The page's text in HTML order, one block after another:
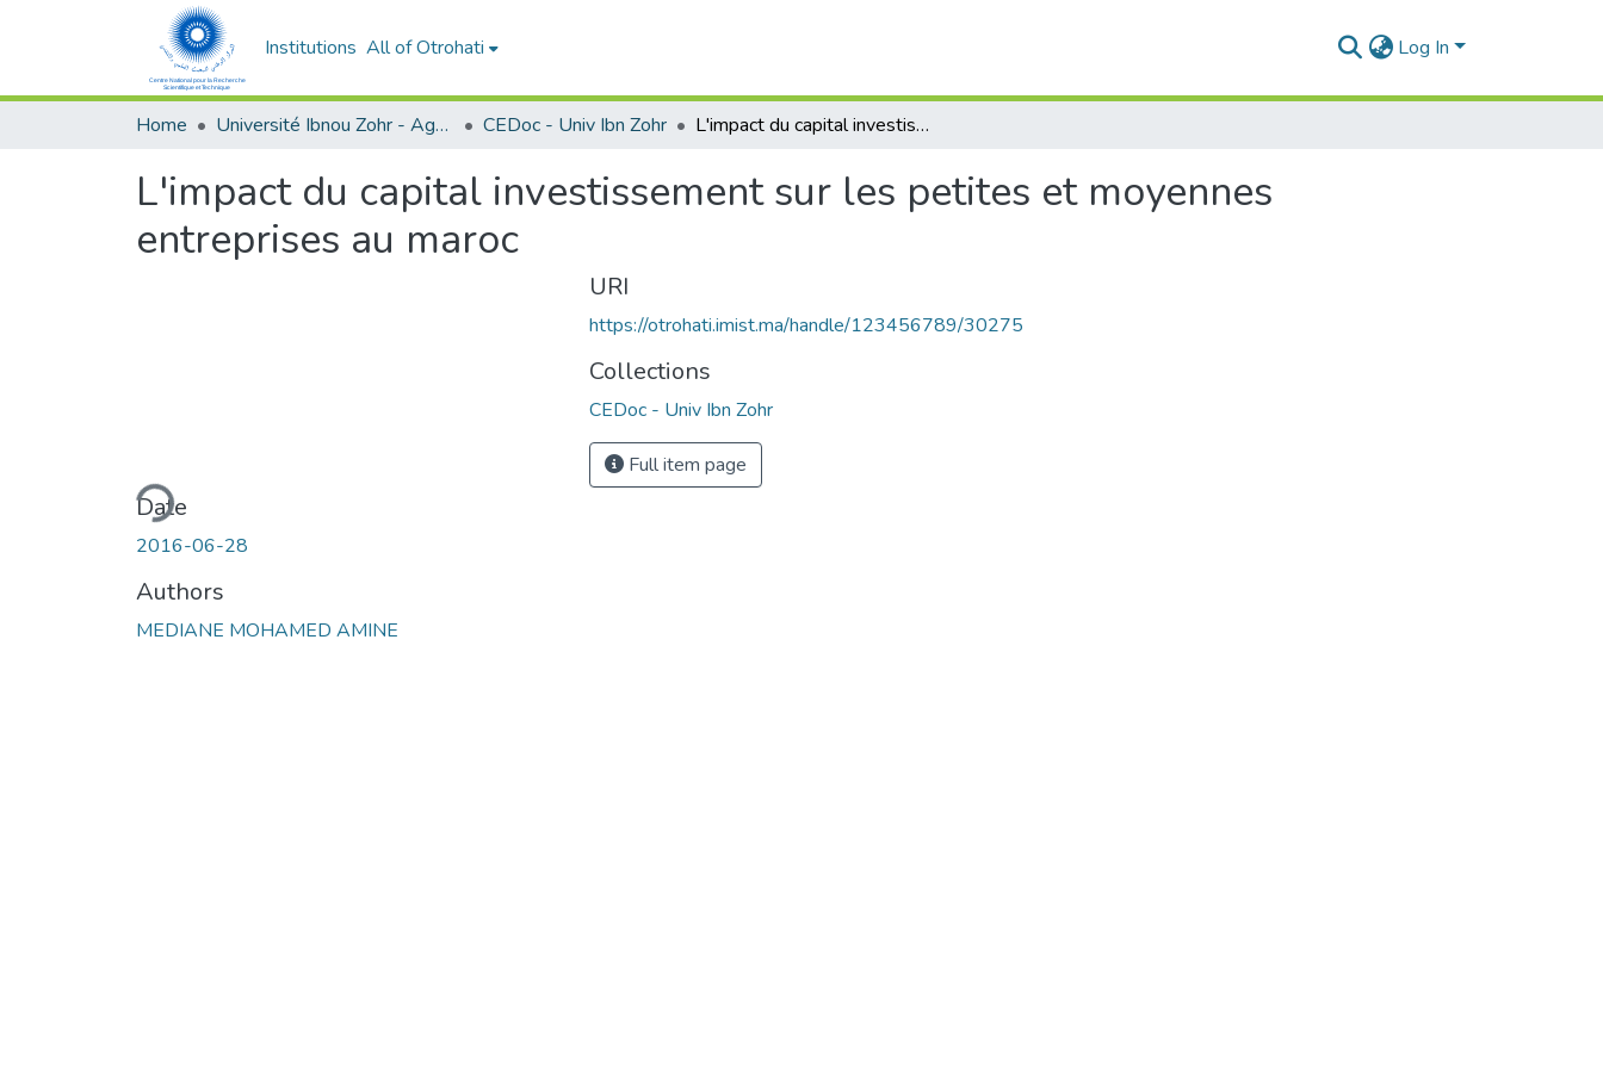
Institutions All of Otrohati Log In
Home Université Ibnou Zohr - Agadir CEDoc - Univ Ibn Zohr L'impact du capital investissement sur les petites et moyennes entreprises au maroc
L'impact du capital investissement sur les petites et moyennes
entreprises au maroc
Loading...
Date
2016-06-28
Authors
MEDIANE MOHAMED AMINE
URI
https://otrohati.imist.ma/handle/123456789/30275
Collections
CEDoc - Univ Ibn Zohr
Full item page